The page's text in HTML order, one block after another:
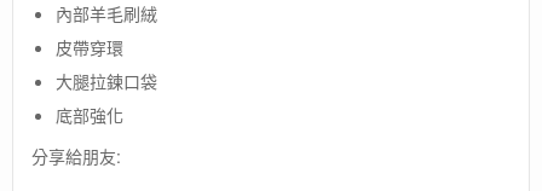
[ACLIMA]WoolShell
Pants
M
歐
洲
內部羊毛刷絨
皮帶穿環
大腿拉鍊口袋
底部強化
分享給朋友: